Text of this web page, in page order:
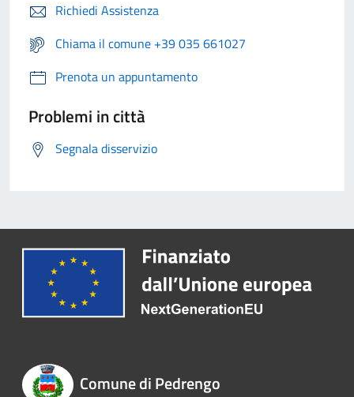
Richiedi Assistenza
Chiama il comune +39 035 661027
Prenota un appuntamento
Problemi in città
Segnala disservizio
Comune di Pedrengo